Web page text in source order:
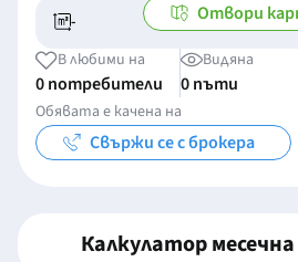
- Отвори
В любими на
0 потребители
Видяна
0 пъти
Обявата е качена на
Свържи се с брокера
Калкулатор